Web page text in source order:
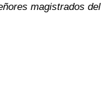
magistrados